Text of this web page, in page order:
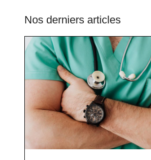
Nos derniers articles